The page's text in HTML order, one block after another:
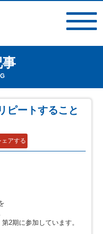
ピートすること
ェアする
2期に参加しています。